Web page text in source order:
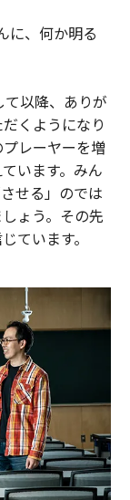
に、何か明る
以降、ありが
くようになり
レーヤーを増
います。みん
せる」のでは
ょう。その先
ています。